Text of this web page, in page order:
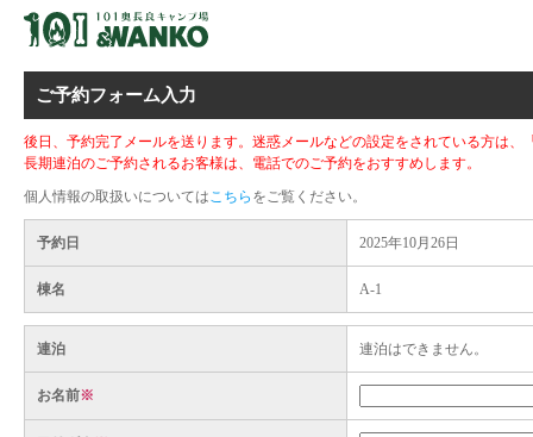
ご予約フォーム入力
後日、予約完了メールを送ります。迷惑メールなどの設定をされている方は、
長期連泊のご予約されるお客様は、電話でのご予約をおすすめします。
個人情報の取扱いについてはこちら をご覧ください。
予約日 2025年10月26日
棟名 A-1
連泊 連泊はできません。
お名前※